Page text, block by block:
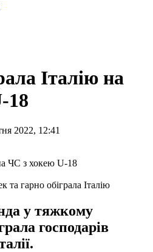
Італію на
18
2022, 12:41
та гарно обіграла Італію
у тяжкому
господарів